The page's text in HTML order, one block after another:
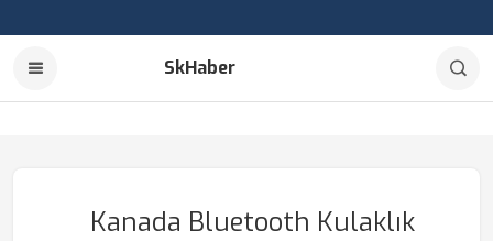
SkHaber
Kanada Bluetooth Kulaklık